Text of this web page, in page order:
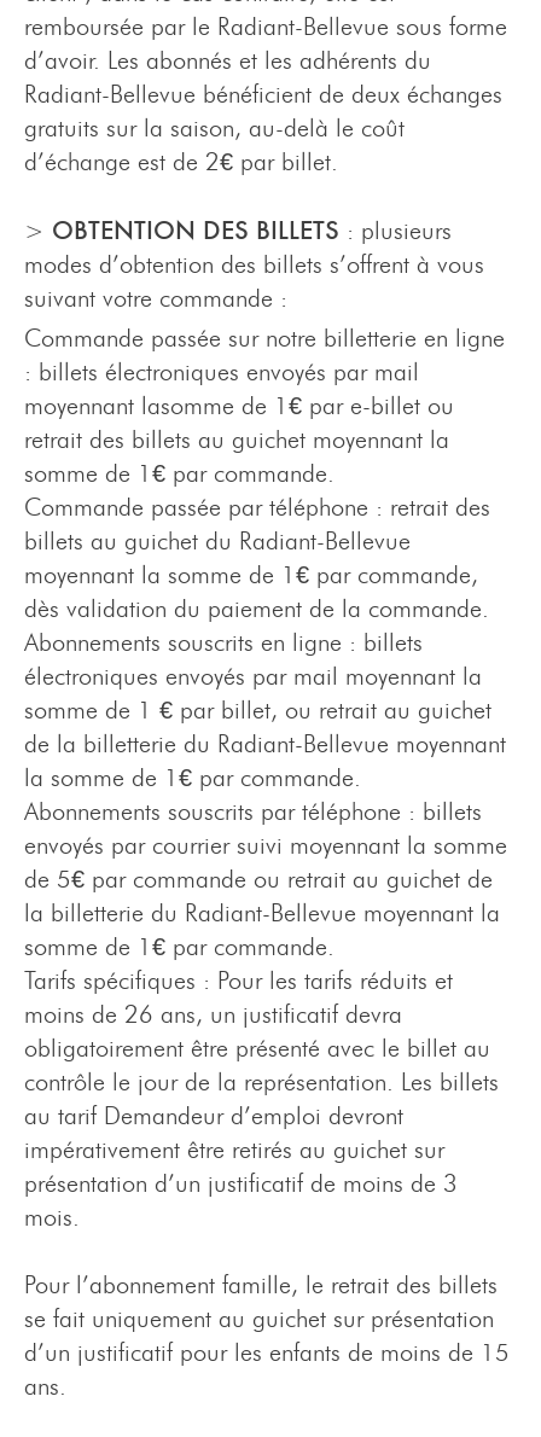
remboursée par le Radiant-Bellevue sous forme
d’avoir. Les abonnés et les adhérents du
Radiant-Bellevue bénéficient de deux échanges
gratuits sur la saison, au-delà le coût
d’échange est de 2€ par billet.
> OBTENTION DES BILLETS : plusieurs
modes d’obtention des billets s’offrent à vous
suivant votre commande :
Commande passée sur notre billetterie en ligne
: billets électroniques envoyés par mail
moyennant lasomme de 1€ par e-billet ou
retrait des billets au guichet moyennant la
somme de 1€ par commande.
Commande passée par téléphone : retrait des
billets au guichet du Radiant-Bellevue
moyennant la somme de 1€ par commande,
dès validation du paiement de la commande.
Abonnements souscrits en ligne : billets
électroniques envoyés par mail moyennant la
somme de 1 € par billet, ou retrait au guichet
de la billetterie du Radiant-Bellevue moyennant
la somme de 1€ par commande.
Abonnements souscrits par téléphone : billets
envoyés par courrier suivi moyennant la somme
de 5€ par commande ou retrait au guichet de
la billetterie du Radiant-Bellevue moyennant la
somme de 1€ par commande.
Tarifs spécifiques : Pour les tarifs réduits et
moins de 26 ans, un justificatif devra
obligatoirement être présenté avec le billet au
contrôle le jour de la représentation. Les billets
au tarif Demandeur d’emploi devront
impérativement être retirés au guichet sur
présentation d’un justificatif de moins de 3
mois.
Pour l’abonnement famille, le retrait des billets
se fait uniquement au guichet sur présentation
d’un justificatif pour les enfants de moins de 15
ans.